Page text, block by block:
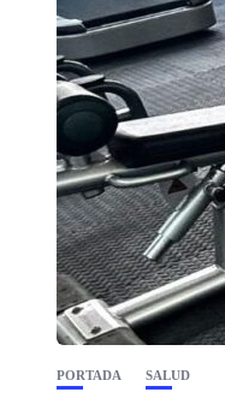
PORTADA SALUD